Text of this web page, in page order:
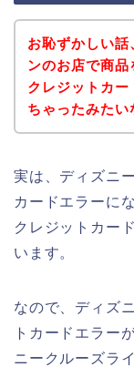
お恥ずかしい話
ンのお店で商
クレジットカ
ちゃったみたい
実は、ディズニ
カードエラーに
クレジットカー
います。
なので、ディズ
トカードエラー
ニークルーズラ